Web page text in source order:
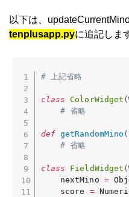
以下は、
tenplusapp.pyに追記しま
# 上記省略
class ColorWidget (
# 省略
def getRandomMino (
# 省略
class FieldWidget (
    nextMino
=
    score
=